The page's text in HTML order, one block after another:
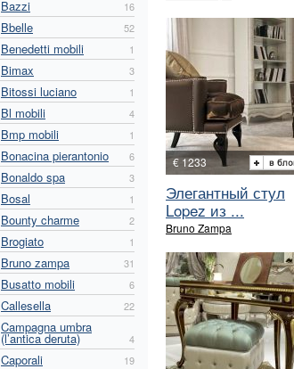
Bazzi 16
Bbelle 52
Benedetti mobili 1
Bimax 3
Bitossi luciano 1
Bl mobili 4
Bmp mobili 1
Bonacina pierantonio 6
Bonaldo spa 3
Bosal 1
Bounty charme 2
Brogiato 1
Bruno zampa 31
Busatto mobili 6
Callesella 22
Campagna umbra
(l’antica deruta) 4
Caporali 19
€ 1233
Элегантный стул
Lopez из ...
Bruno Zampa